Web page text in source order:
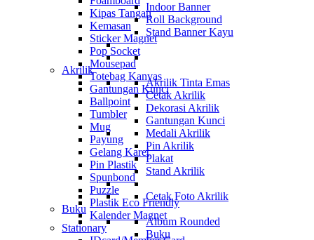
Indoor Banner
Roll Background
Stand Banner Kayu
Akrilik
Akrilik Tinta Emas
Cetak Akrilik
Dekorasi Akrilik
Gantungan Kunci
Medali Akrilik
Pin Akrilik
Plakat
Stand Akrilik
Cetak Foto Akrilik
Buku
Album Rounded
Buku
Kipas Tangan
Kemasan
Sticker Magnet
Pop Socket
Mousepad
Totebag Kanvas
Gantungan Kunci
Ballpoint
Tumbler
Mug
Payung
Gelang Karet
Pin Plastik
Spunbond
Puzzle
Plastik Eco Friendly
Kalender Magnet
Stationary